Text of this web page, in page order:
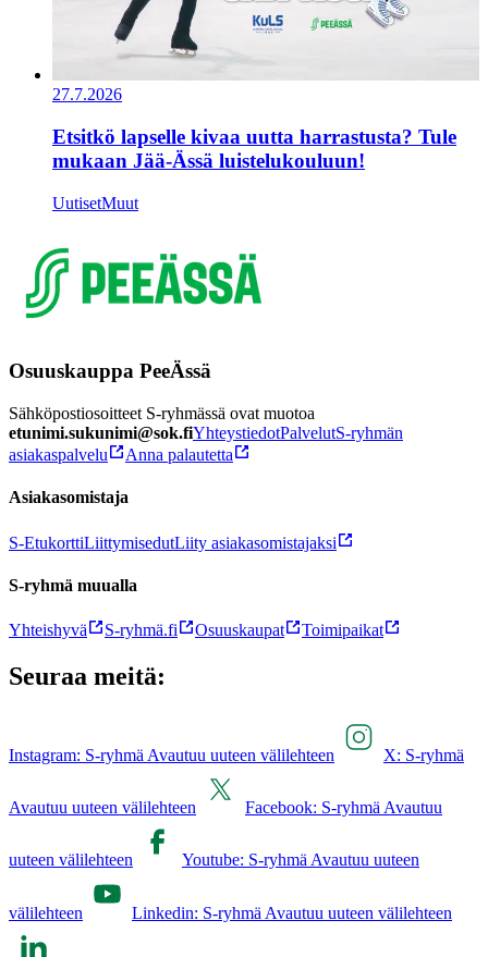
27.7.2026
Etsitkö lapselle kivaa uutta harrastusta? Tule
mukaan Jää-Ässä luistelukouluun!
UutisetMuut
Osuuskauppa PeeÄssä
Sähköpostiosoitteet S-ryhmässä ovat muotoa
etunimi.sukunimi@sok.fiYhteystiedotPalvelutS-ryhmän
asiakaspalvelu
Anna palautetta
Asiakasomistaja
S-EtukorttiLiittymisedutLiity asiakasomistajaksi
S-ryhmä muualla
Yhteishyvä S-ryhmä.fi Osuuskaupat Toimipaikat
Seuraa meitä:
Instagram: S-ryhmä Avautuu uuteen välilehteen X: S-ryhmä
Avautuu uuteen välilehteen Facebook: S-ryhmä Avautuu
uuteen välilehteen Youtube: S-ryhmä Avautuu uuteen
välilehteen Linkedin: S-ryhmä Avautuu uuteen välilehteen